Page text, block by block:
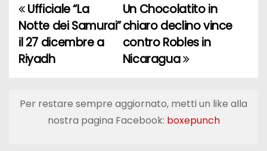
N
a
v
g
Un Chocolatito in
chiaro declino vince
contro Robles in
Nicaragua
Ufficiale “La
Notte dei Samurai”
il 27 dicembre a
Riyadh
Per restare sempre aggiornato, metti un like alla
nostra pagina Facebook: boxepunch